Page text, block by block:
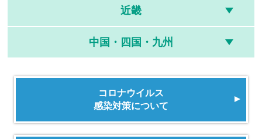
近畿
中国・四国・九州
コロナウイルス
感染対策について